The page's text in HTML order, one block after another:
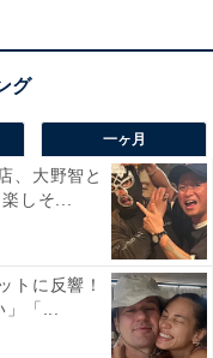
一ヶ月
、大野智と
しそ...
トに反響！
」「...